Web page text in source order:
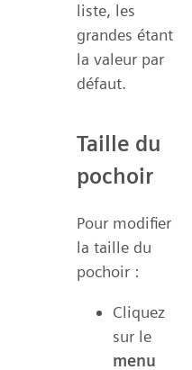
liste, les
grandes étant
la valeur par
défaut.
Taille du
pochoir
Pour modifier
la taille du
pochoir :
Cliquez
sur le
menu